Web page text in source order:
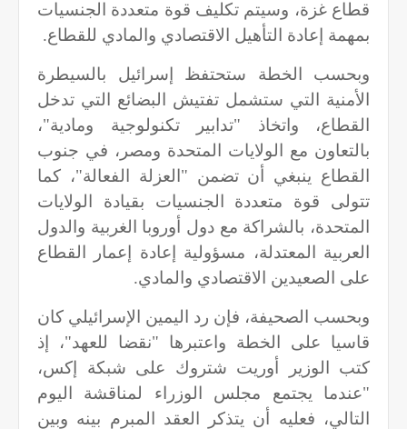
قطاع غزة، وسيتم تكليف قوة متعددة الجنسيات
بمهمة إعادة التأهيل الاقتصادي والمادي للقطاع.
وبحسب الخطة ستحتفظ إسرائيل بالسيطرة
الأمنية التي ستشمل تفتيش البضائع التي تدخل
القطاع، واتخاذ "تدابير تكنولوجية ومادية"،
بالتعاون مع الولايات المتحدة ومصر، في جنوب
القطاع ينبغي أن تضمن "العزلة الفعالة"، كما
تتولى قوة متعددة الجنسيات بقيادة الولايات
المتحدة، بالشراكة مع دول أوروبا الغربية والدول
العربية المعتدلة، مسؤولية إعادة إعمار القطاع
على الصعيدين الاقتصادي والمادي.
وبحسب الصحيفة، فإن رد اليمين الإسرائيلي كان
قاسيا على الخطة واعتبرها "نقضا للعهد"، إذ
كتب الوزير أوريت شتروك على شبكة إكس،
"عندما يجتمع مجلس الوزراء لمناقشة اليوم
التالي، فعليه أن يتذكر العقد المبرم بينه وبين